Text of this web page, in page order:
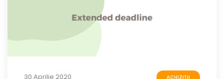
30 Aprilie 2020 ACHIZIȚII